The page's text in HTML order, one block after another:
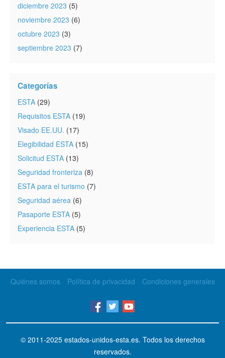
diciembre 2023 (5)
noviembre 2023 (6)
octubre 2023 (3)
septiembre 2023 (7)
Categorías
ESTA (29)
Requisitos ESTA (19)
Visado EE.UU. (17)
Elegibilidad ESTA (15)
Solicitud ESTA (13)
Seguridad fronteriza (8)
ESTA para el turismo (7)
Seguridad aérea (6)
Pasaporte ESTA (5)
Experiencia ESTA (5)
Quiénes somos Política de privacidad Condiciones generales
© 2011-2025 estados-unidos-esta.es. Todos los derechos
reservados.